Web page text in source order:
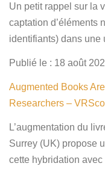
Un petit rappel sur la
captation d’éléments
identifiants) dans une
Publié le : 18 août
Augmented Books
Researchers –
L’augmentation du
Surrey (UK) propose
cette hybridation